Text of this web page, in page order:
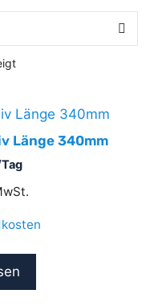
Länge 340mm